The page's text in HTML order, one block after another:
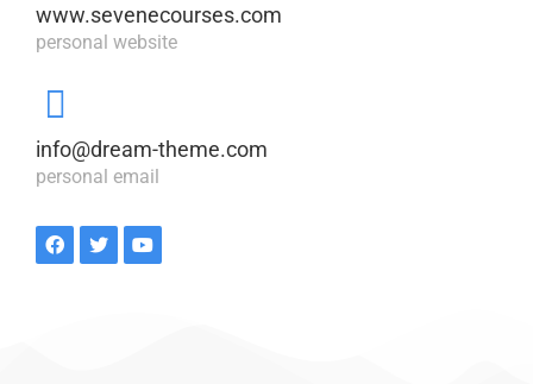
www.sevenecourses.com
personal website
info@dream-theme.com
personal email